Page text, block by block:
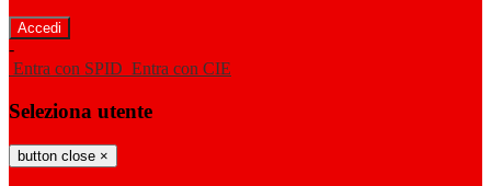
-
Entra con SPID Entra con CIE
Seleziona utente
button close ×